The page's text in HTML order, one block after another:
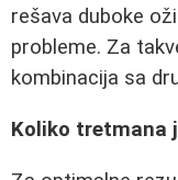
rešava duboke
probleme. Za
kombinacija sa
Koliko tretmana